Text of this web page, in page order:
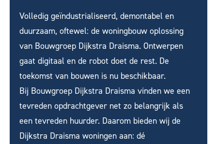
Volledig geïndustrialiseerd, demontabel en
duurzaam, oftewel: de woningbouw oplossing
van Bouwgroep Dijkstra Draisma. Ontwerpen
gaat digitaal en de robot doet de rest. De
toekomst van bouwen is nu beschikbaar.
Bij Bouwgroep Dijkstra Draisma vinden we een
tevreden opdrachtgever net zo belangrijk als
een tevreden huurder. Daarom bieden wij de
Dijkstra Draisma woningen aan: dé